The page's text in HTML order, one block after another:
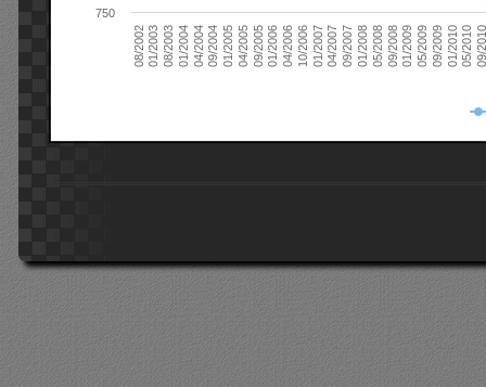
08/200201/200308/200301/200404/200409/200401/200504/200509/200501/200604/200610/200601/200704/200709/200701/200805/200809/200801/200905/200909/200901/201005/201009/
750